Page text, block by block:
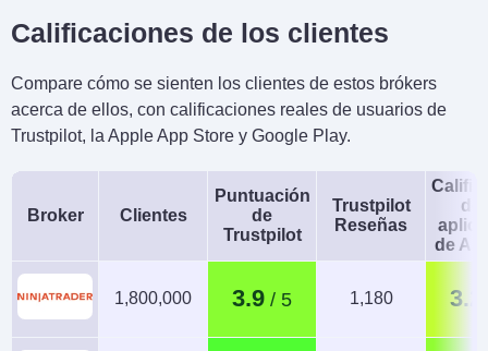
Calificaciones de los clientes
Compare cómo se sienten los clientes de estos brókers
acerca de ellos, con calificaciones reales de usuarios de
Trustpilot, la Apple App Store y Google Play.
Broker Clientes
Puntuación
de
Trustpilot
Trustpilot
Reseñas
de
de
1,800,000 3.9 1,180 3.2